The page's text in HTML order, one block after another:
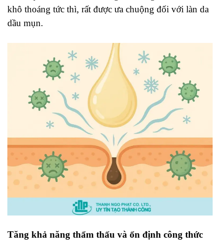
khô thoáng tức thì, rất được ưa chuộng đối với làn da
dầu mụn.
Tăng khả năng thẩm thấu và ổn định công thức